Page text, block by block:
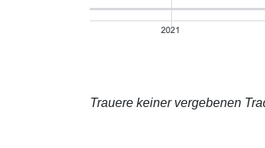
Trauere keiner vergebenen